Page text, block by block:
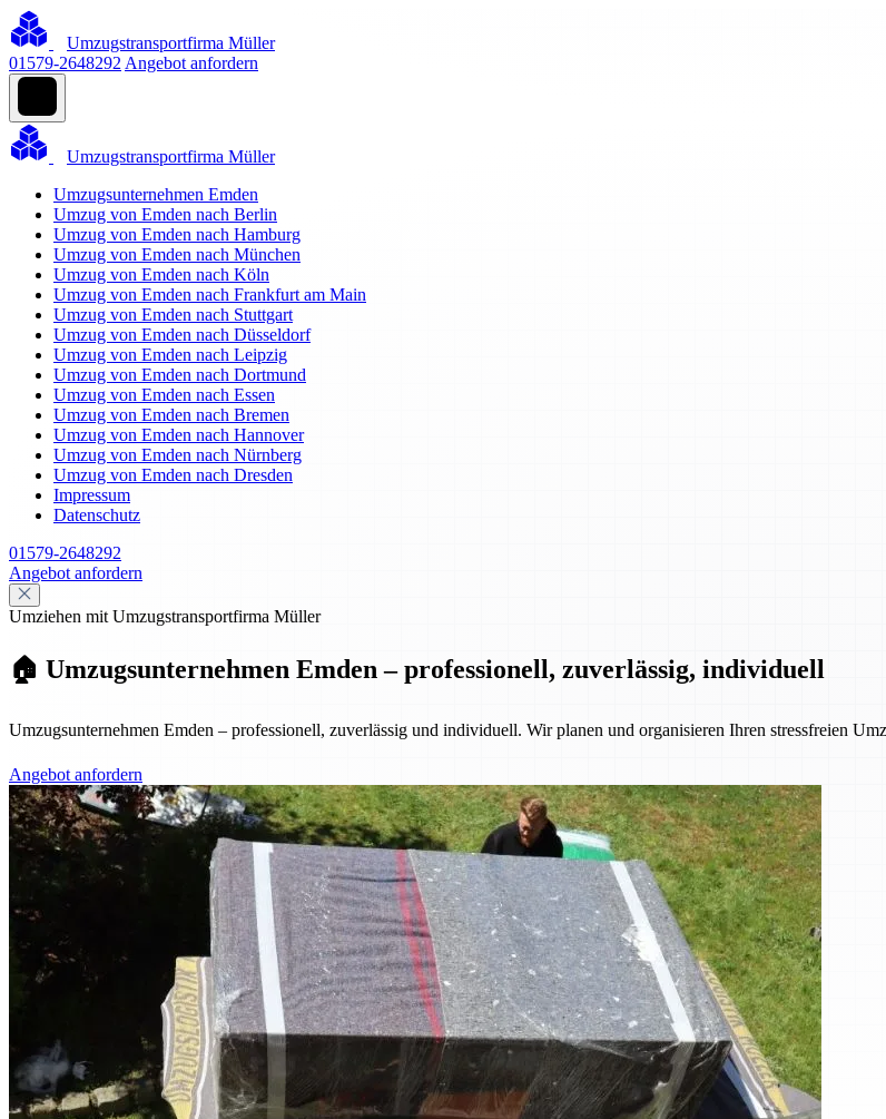
Umzugstransportfirma Müller
01579-2648292 Angebot anfordern
Umzugstransportfirma Müller
Umzugsunternehmen Emden
Umzug von Emden nach Berlin
Umzug von Emden nach Hamburg
Umzug von Emden nach München
Umzug von Emden nach Köln
Umzug von Emden nach Frankfurt am Main
Umzug von Emden nach Stuttgart
Umzug von Emden nach Düsseldorf
Umzug von Emden nach Leipzig
Umzug von Emden nach Dortmund
Umzug von Emden nach Essen
Umzug von Emden nach Bremen
Umzug von Emden nach Hannover
Umzug von Emden nach Nürnberg
Umzug von Emden nach Dresden
Impressum
Datenschutz
01579-2648292
Angebot anfordern
Umziehen mit Umzugstransportfirma Müller
🏠 Umzugsunternehmen Emden – professionell, zuverlässig, individuell
Umzugsunternehmen Emden – professionell, zuverlässig und individuell. Wir planen und organisieren Ihren stressfreien
Angebot anfordern